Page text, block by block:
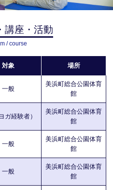
講座・活動
/ course
対象 場所
一般
美浜町総合公園体育
館
ガ経験者）
美浜町総合公園体育
館
一般
美浜町総合公園体育
館
一般
美浜町総合公園体育
館